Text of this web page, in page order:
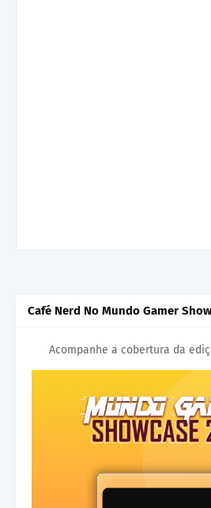
Café Nerd No Mundo Gamer
Acompanhe a cobertura da